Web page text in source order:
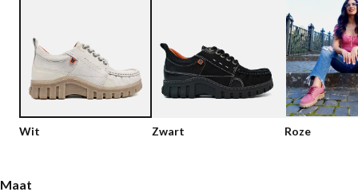
Sandalen
Loafers
Bikerboots
Wit Zwart Roze
Maat